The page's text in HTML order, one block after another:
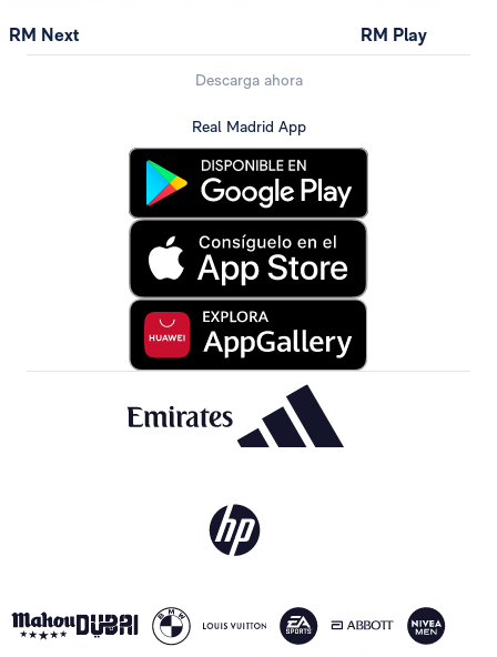
RM Next RM Play
Descarga ahora
Real Madrid App